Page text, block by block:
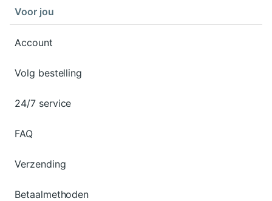
Voor jou
Account
Volg bestelling
24/7 service
FAQ
Verzending
Betaalmethoden